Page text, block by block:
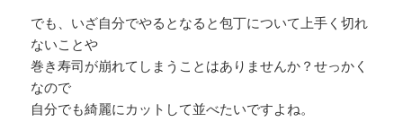
でも、いざ自分でやるとなると包丁について上手く切れ
ないことや
巻き寿司が崩れてしまうことはありませんか？せっかく
なので
自分でも綺麗にカットして並べたいですよね。